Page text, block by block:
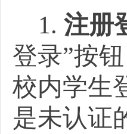
1. 注册
登录”按
校内学生
是未认证